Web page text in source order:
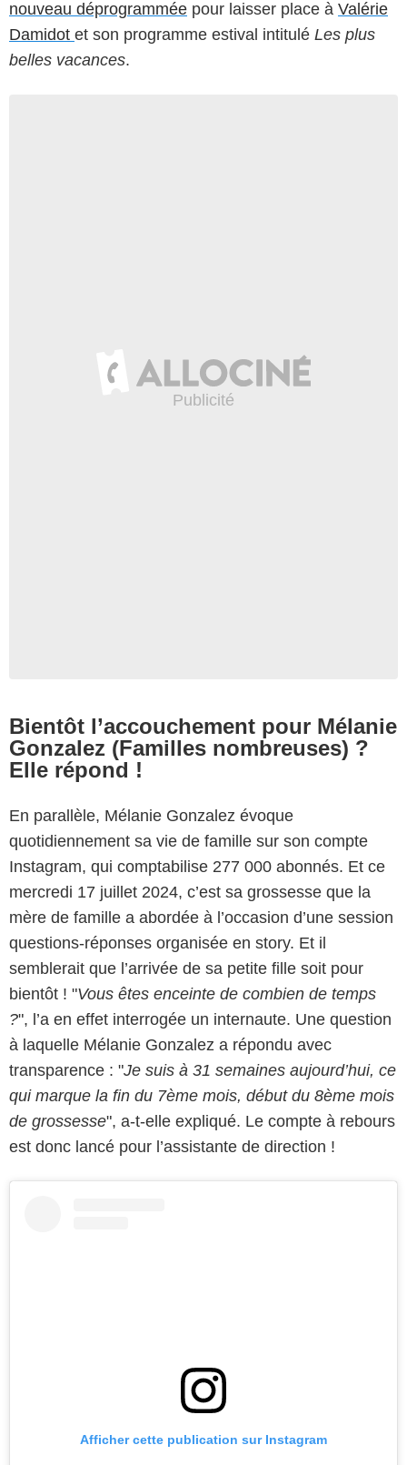
nouveau déprogrammée pour laisser place à Valérie
Damidot et son programme estival intitulé Les plus
belles vacances.
Bientôt l’accouchement pour Mélanie
Gonzalez (Familles nombreuses) ?
Elle répond !
En parallèle, Mélanie Gonzalez évoque
quotidiennement sa vie de famille sur son compte
Instagram, qui comptabilise 277 000 abonnés. Et ce
mercredi 17 juillet 2024, c’est sa grossesse que la
mère de famille a abordée à l’occasion d’une session
questions-réponses organisée en story. Et il
semblerait que l’arrivée de sa petite fille soit pour
bientôt ! "Vous êtes enceinte de combien de temps
?", l’a en effet interrogée un internaute. Une question
à laquelle Mélanie Gonzalez a répondu avec
transparence : "Je suis à 31 semaines aujourd’hui, ce
qui marque la fin du 7ème mois, début du 8ème mois
de grossesse", a-t-elle expliqué. Le compte à rebours
est donc lancé pour l’assistante de direction !
Afficher cette publication sur Instagram